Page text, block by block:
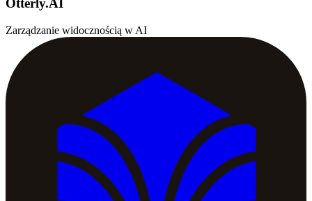
Otterly.AI
Zarządzanie widocznością w AI